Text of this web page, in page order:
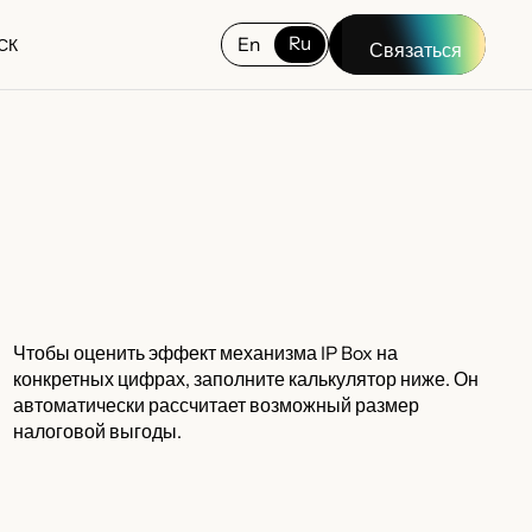
En Ru Связаться
Чтобы оценить эффект механизма IP Box на
конкретных цифрах, заполните калькулятор ниже. Он
автоматически рассчитает возможный размер
налоговой выгоды.